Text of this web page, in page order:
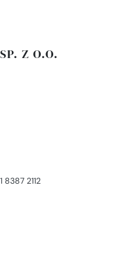
Z O.O.
2112